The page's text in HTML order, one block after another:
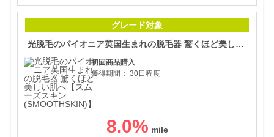
グレード対象
光脱毛のパイオニア英国生まれの脱毛器 驚くほど美しい肌へ【スムーズスキン(SMOOTHSKIN)】
初回商品購入
獲得期間： 30日程度
8.0%